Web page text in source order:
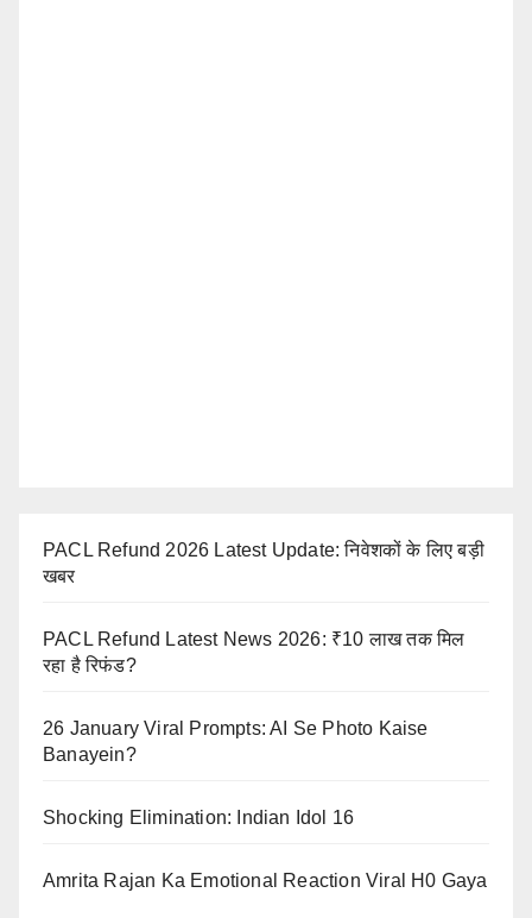
PACL Refund 2026 Latest Update: निवेशकों के लिए बड़ी
खबर
PACL Refund Latest News 2026: ₹10 लाख तक मिल
रहा है रिफंड?
26 January Viral Prompts: AI Se Photo Kaise
Banayein?
Shocking Elimination: Indian Idol 16
Amrita Rajan Ka Emotional Reaction Viral H0 Gaya